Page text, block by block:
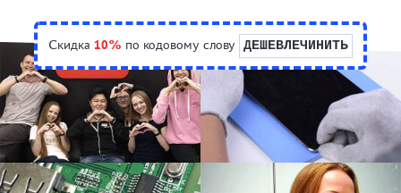
Скидка 10% по кодовому слову ДЕШЕВЛЕЧИНИТЬ